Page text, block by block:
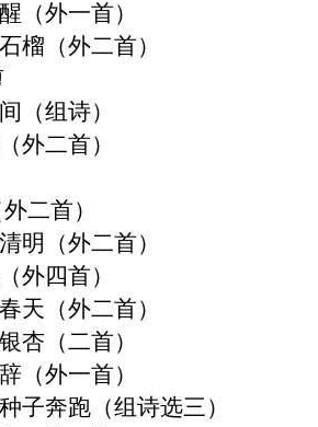
（外一首）
榴（外二首）
（组诗）
外二首）
二首）
明（外二首）
外四首）
天（外二首）
杏（二首）
（外一首）
子奔跑（组诗选三）